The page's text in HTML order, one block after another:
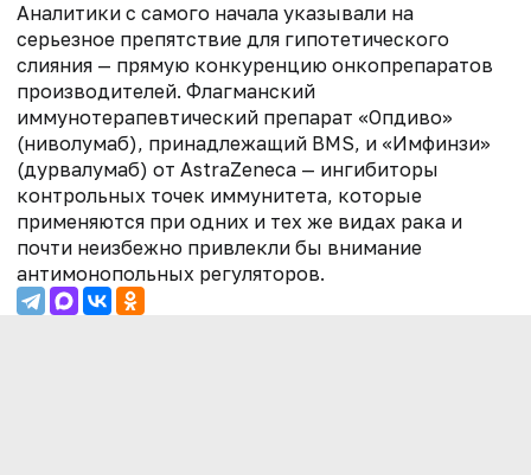
Аналитики с самого начала указывали на
серьезное препятствие для гипотетического
слияния — прямую конкуренцию онкопрепаратов
производителей. Флагманский
иммунотерапевтический препарат «Опдиво»
(ниволумаб), принадлежащий BMS, и «Имфинзи»
(дурвалумаб) от AstraZeneca — ингибиторы
контрольных точек иммунитета, которые
применяются при одних и тех же видах рака и
почти неизбежно привлекли бы внимание
антимонопольных регуляторов.